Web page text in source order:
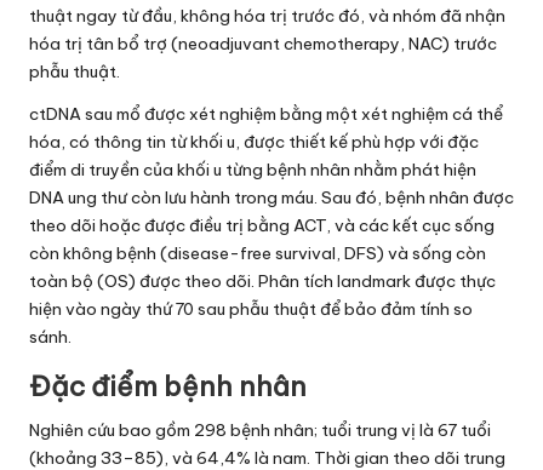
thuật ngay từ đầu, không hóa trị trước đó, và nhóm đã nhận
hóa trị tân bổ trợ (neoadjuvant chemotherapy, NAC) trước
phẫu thuật.
ctDNA sau mổ được xét nghiệm bằng một xét nghiệm cá thể
hóa, có thông tin từ khối u, được thiết kế phù hợp với đặc
điểm di truyền của khối u từng bệnh nhân nhằm phát hiện
DNA ung thư còn lưu hành trong máu. Sau đó, bệnh nhân được
theo dõi hoặc được điều trị bằng ACT, và các kết cục sống
còn không bệnh (disease-free survival, DFS) và sống còn
toàn bộ (OS) được theo dõi. Phân tích landmark được thực
hiện vào ngày thứ 70 sau phẫu thuật để bảo đảm tính so
sánh.
Đặc điểm bệnh nhân
Nghiên cứu bao gồm 298 bệnh nhân; tuổi trung vị là 67 tuổi
(khoảng 33–85), và 64,4% là nam. Thời gian theo dõi trung